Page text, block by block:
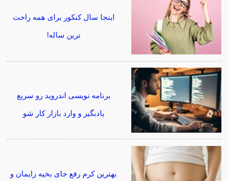
اینجا سال کنکور برای همه راحت
ترین ساله!
برنامه نویسی اندروید رو سریع
یادبگیر و وارد بازار کار شو
بهترین کرم رفع جای بخیه زایمان و